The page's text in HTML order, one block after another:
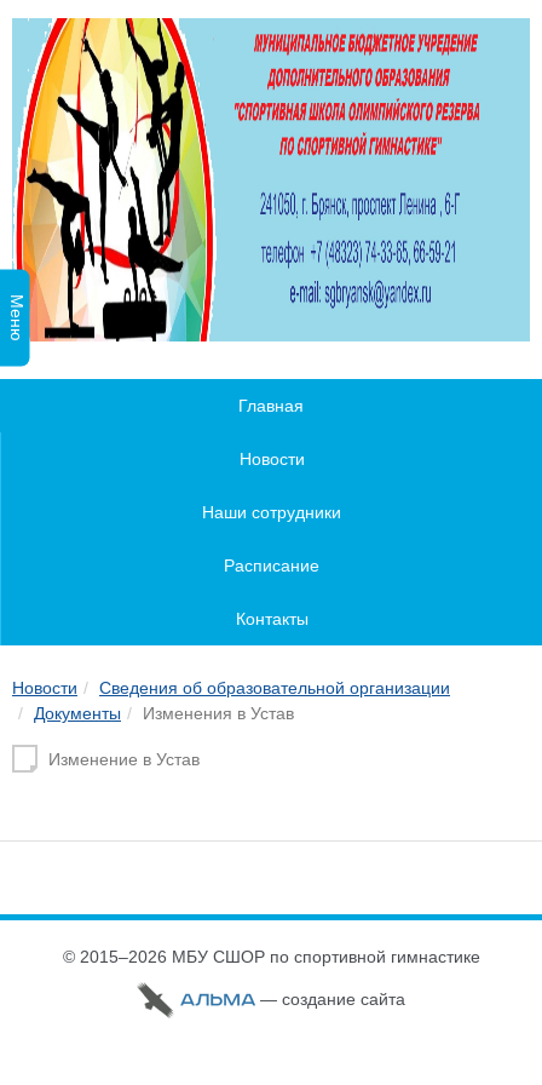
Главная
Новости
Наши сотрудники
Расписание
Контакты
Меню
Новости
Сведения об образовательной организации
Документы
Изменения в Устав
Изменение в Устав
© 2015–2026 МБУ СШОР по спортивной гимнастике
— cоздание сайта